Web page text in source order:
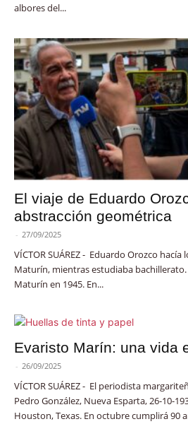
albores del...
El viaje de Eduardo
abstracción geométrica
- 27/09/2025
VÍCTOR SUÁREZ - Eduardo Orozco hacía
Maturín, mientras estudiaba
Maturín en 1945. En...
Evaristo Marín: una vida
- 26/09/2025
VÍCTOR SUÁREZ - El periodista
Pedro González, Nueva Esparta, 26-10-
Houston, Texas. En octubre cumplirá 90